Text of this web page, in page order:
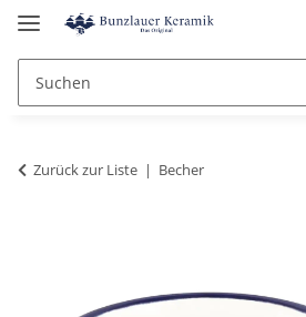
Zurück zur Liste Becher